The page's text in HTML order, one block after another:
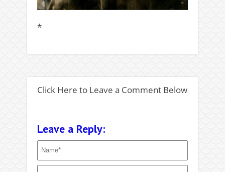
*
Click Here to Leave a Comment Below
Leave a Reply: